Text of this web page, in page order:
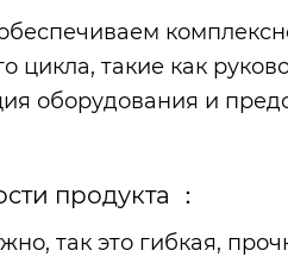
цикла, такие как
оборудования и
продукта ：
так это гибкая,